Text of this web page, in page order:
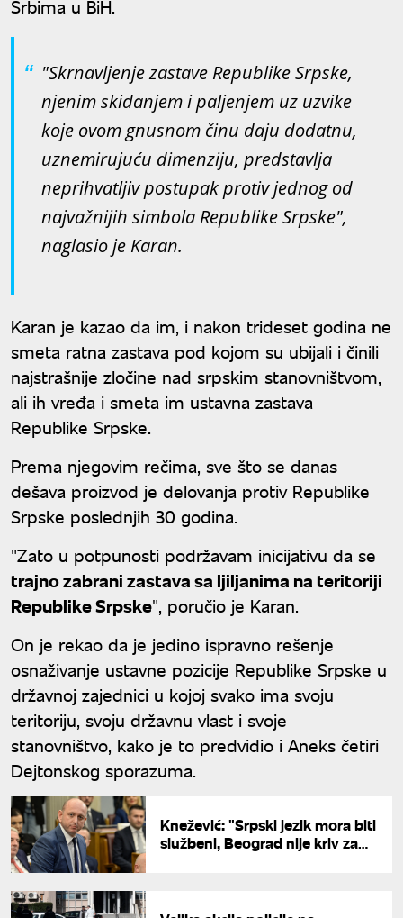
Srbima u BiH.
"Skrnavljenje zastave Republike Srpske,
njenim skidanjem i paljenjem uz uzvike
koje ovom gnusnom činu daju dodatnu,
uznemirujuću dimenziju, predstavlja
neprihvatljiv postupak protiv jednog od
najvažnijih simbola Republike Srpske",
naglasio je Karan.
Karan je kazao da im, i nakon trideset godina ne
smeta ratna zastava pod kojom su ubijali i činili
najstrašnije zločine nad srpskim stanovništvom,
ali ih vređa i smeta im ustavna zastava
Republike Srpske.
Prema njegovim rečima, sve što se danas
dešava proizvod je delovanja protiv Republike
Srpske poslednjih 30 godina.
"Zato u potpunosti podržavam inicijativu da se
trajno zabrani zastava sa ljiljanima na teritoriji
Republike Srpske", poručio je Karan.
On je rekao da je jedino ispravno rešenje
osnaživanje ustavne pozicije Republike Srpske u
državnoj zajednici u kojoj svako ima svoju
teritoriju, svoju državnu vlast i svoje
stanovništvo, kako je to predvidio i Aneks četiri
Dejtonskog sporazuma.
Knežević: "Srpski jezik mora biti
službeni, Beograd nije kriv za